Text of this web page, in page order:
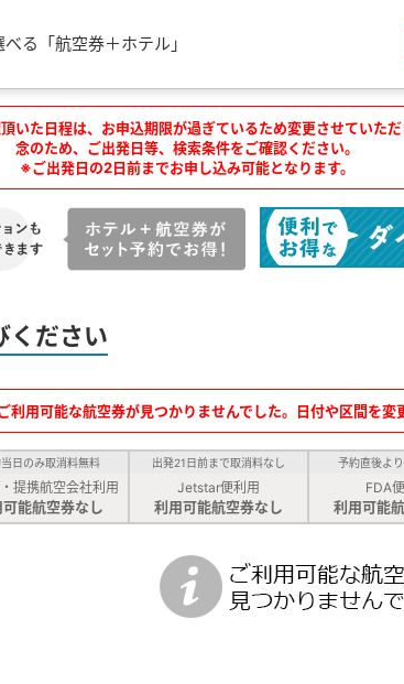
る「航空券＋ホテル」
いた日程は、お申込期限が過ぎているため変更させていただ
念のため、ご出発日等、検索条件をご確認ください。
※ご出発日の2日前までお申し込み可能となります。
ください
利用可能な航空券が見つかりませんでした。日付や区間を変
日のみ取消料無料
提携航空会社利用
能航空券なし
出発21日前まで取消料なし
Jetstar便利用
利用可能航空券なし
予約直後よ
FDA
利用可能